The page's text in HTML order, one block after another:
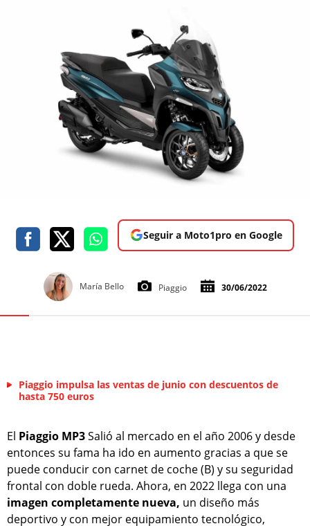
Seguir a Moto1pro en Google
María Bello Piaggio 30/06/2022
Piaggio impulsa las ventas de junio con descuentos de
hasta 750 euros
El Piaggio MP3Salió al mercado en el año 2006 y desde
entonces su fama ha ido en aumento gracias a que se
puede conducir con carnet de coche (B) y su seguridad
frontal con doble rueda. Ahora, en 2022 llega con una
imagen completamente nueva, un diseño más
deportivo y con mejor equipamiento tecnológico,